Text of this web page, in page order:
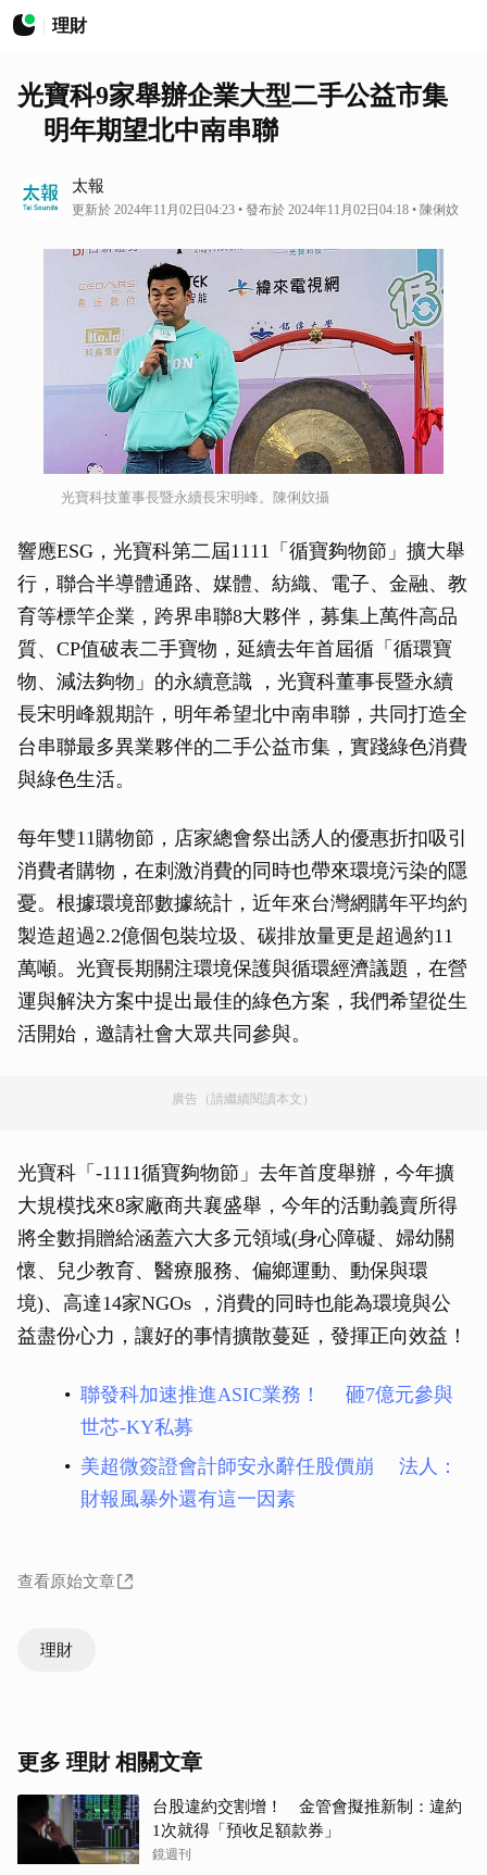
理財
光寶科9家舉辦企業大型二手公益市集
明年期望北中南串聯
太報
更新於 2024年11月02日04:23 • 發布於 2024年11月02日04:18 • 陳俐妏
光寶科技董事長暨永續長宋明峰。陳俐妏攝
響應ESG，光寶科第二屆1111「循寶夠物節」擴大舉
行，聯合半導體通路、媒體、紡織、電子、金融、教
育等標竿企業，跨界串聯8大夥伴，募集上萬件高品
質、CP值破表二手寶物，延續去年首屆循「循環寶
物、減法夠物」的永續意識 ，光寶科董事長暨永續
長宋明峰親期許，明年希望北中南串聯，共同打造全
台串聯最多異業夥伴的二手公益市集，實踐綠色消費
與綠色生活。
每年雙11購物節，店家總會祭出誘人的優惠折扣吸引
消費者購物，在刺激消費的同時也帶來環境污染的隱
憂。根據環境部數據統計，近年來台灣網購年平均約
製造超過2.2億個包裝垃圾、碳排放量更是超過約11
萬噸。光寶長期關注環境保護與循環經濟議題，在營
運與解決方案中提出最佳的綠色方案，我們希望從生
活開始，邀請社會大眾共同參與。
廣告（請繼續閱讀本文）
光寶科「-1111循寶夠物節」去年首度舉辦，今年擴
大規模找來8家廠商共襄盛舉，今年的活動義賣所得
將全數捐贈給涵蓋六大多元領域(身心障礙、婦幼關
懷、兒少教育、醫療服務、偏鄉運動、動保與環
境)、高達14家NGOs ，消費的同時也能為環境與公
益盡份心力，讓好的事情擴散蔓延，發揮正向效益！
聯發科加速推進ASIC業務！ 砸7億元參與
世芯-KY私募
美超微簽證會計師安永辭任股價崩 法人：
財報風暴外還有這一因素
查看原始文章
理財
更多 理財 相關文章
台股違約交割增！ 金管會擬推新制：違約
1次就得「預收足額款券」
鏡週刊